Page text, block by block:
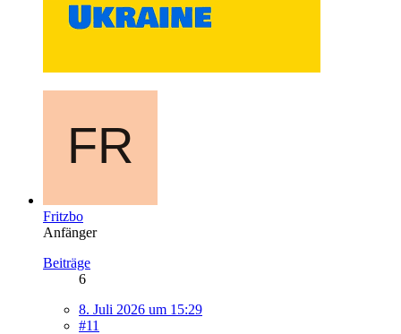
Fritzbo
Anfänger
Beiträge
6
8. Juli 2026 um 15:29
#11